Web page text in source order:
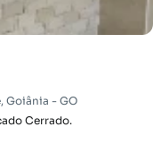
Goiânia - GO
Cerrado.